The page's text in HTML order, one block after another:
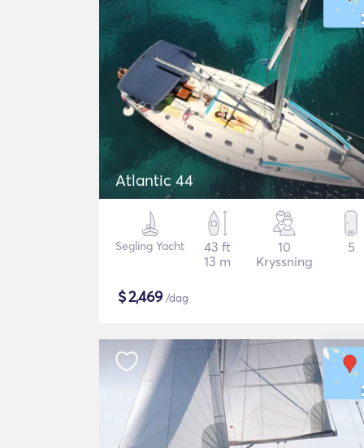
Atlantic 44
Segling Yacht
43 ft
13 m
10
Kryssning
5
$2,469/dag